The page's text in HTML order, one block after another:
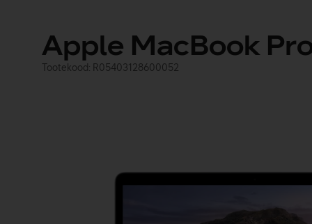
Apple MacBook
Tootekood: R05403128600052